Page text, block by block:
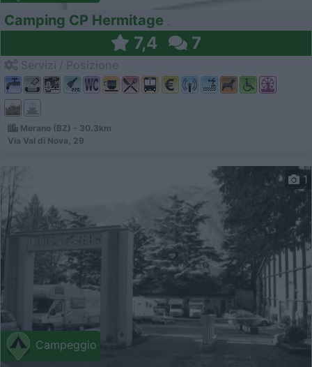
Camping CP Hermitage
7,4 7
Merano (BZ) - 30.3km
Via Val di Nova, 29
Campeggio
1